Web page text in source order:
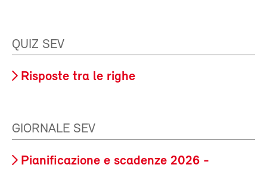
QUIZ SEV
Risposte tra le righe
GIORNALE SEV
Pianificazione e scadenze 2026 -